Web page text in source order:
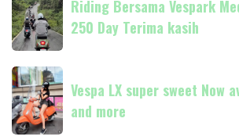
available
in
and
Bersama
Vespark
Medan
Vespa
GTS
250
Day
Riding Bersama Vespark
250 Day Terima kasih
Vespa
LX
super
sweet
Vespa LX super sweet Now
and more